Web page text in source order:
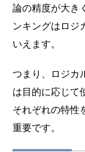
論の精度が大き
ンキングはロジ
いえます。
つまり、ロジカ
は目的に応じて
それぞれの特性
重要です。